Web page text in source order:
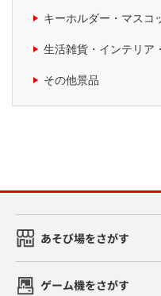
キーホルダー・マスコ
生活雑貨・インテリア
その他景品
あそび場をさがす
ゲーム機をさがす